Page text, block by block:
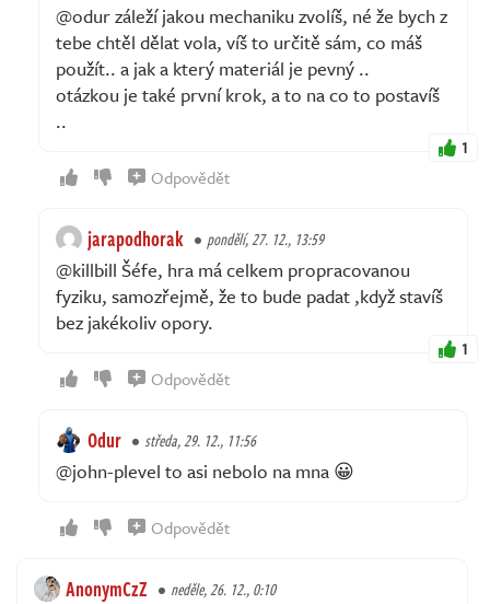
@odur záleží jakou mechaniku zvolíš, né že bych z
tebe chtěl dělat vola, víš to určitě sám, co máš
použít.. a jak a který materiál je pevný ..
otázkou je také první krok, a to na co to postavíš
..
1
Odpovědět
jarapodhorak pondělí, 27. 12., 13:59
@killbill Šéfe, hra má celkem propracovanou
fyziku, samozřejmě, že to bude padat ,když stavíš
bez jakékoliv opory.
1
Odpovědět
Odur středa, 29. 12., 11:56
@john-plevel to asi nebolo na mna 😀
Odpovědět
AnonymCzZ neděle, 26. 12., 0:10